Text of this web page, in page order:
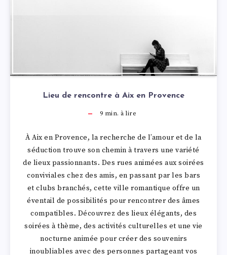
Lieu de rencontre à Aix en Provence
9 min. à lire
À Aix en Provence, la recherche de l’amour et de la
séduction trouve son chemin à travers une variété
de lieux passionnants. Des rues animées aux soirées
conviviales chez des amis, en passant par les bars
et clubs branchés, cette ville romantique offre un
éventail de possibilités pour rencontrer des âmes
compatibles. Découvrez des lieux élégants, des
soirées à thème, des activités culturelles et une vie
nocturne animée pour créer des souvenirs
inoubliables avec des personnes partageant vos